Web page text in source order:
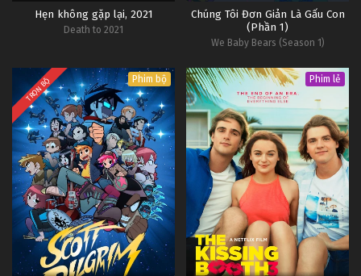
Hẹn không gặp lại, 2021
Death to 2021
Chúng Tôi Đơn Giản Là Gấu Con
(Phần 1)
We Baby Bears (Season 1)
TRỌN BỘ Phim bộ Phim lẻ